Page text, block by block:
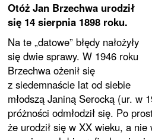
Otóż Jan Brzechwa urodził
się 14 sierpnia 1898 roku.
Na te „datowe” błędy nałożyły
się dwie sprawy. W 1946 roku
Brzechwa ożenił się
z siedemnaście lat od siebie
młodszą Janiną Serocką (ur. w
próżności odmłodził się. Po
że urodził się w XX wieku, a